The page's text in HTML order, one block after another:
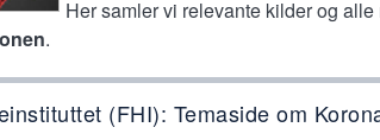
Her samler vi relevante kilder og
.
(FHI): Temaside om